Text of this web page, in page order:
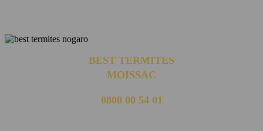
BEST TERMITES
MOISSAC
0800 00 54 01